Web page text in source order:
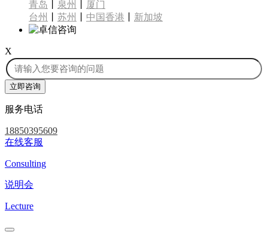
青岛
泉州
厦门
台州
苏州 中国香港 新加坡
X
服务电话
18850395609
在线客服
Consulting
说明会
Lecture